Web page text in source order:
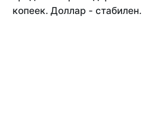
копеек. Доллар - стабилен.